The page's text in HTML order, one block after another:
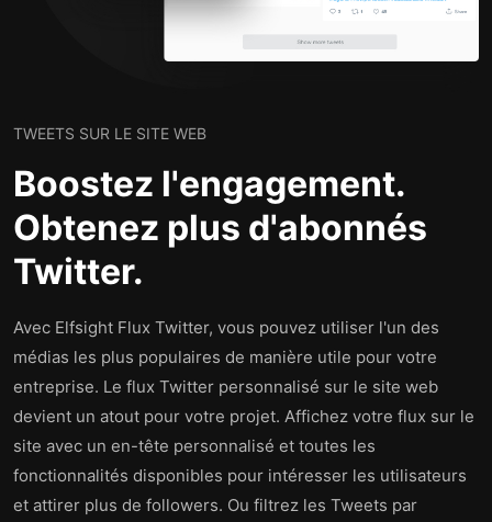
TWEETS SUR LE SITE WEB
Boostez l'engagement.
Obtenez plus d'abonnés
Twitter.
Avec Elfsight Flux Twitter, vous pouvez utiliser l'un des
médias les plus populaires de manière utile pour votre
entreprise. Le flux Twitter personnalisé sur le site web
devient un atout pour votre projet. Affichez votre flux sur le
site avec un en-tête personnalisé et toutes les
fonctionnalités disponibles pour intéresser les utilisateurs
et attirer plus de followers. Ou filtrez les Tweets par